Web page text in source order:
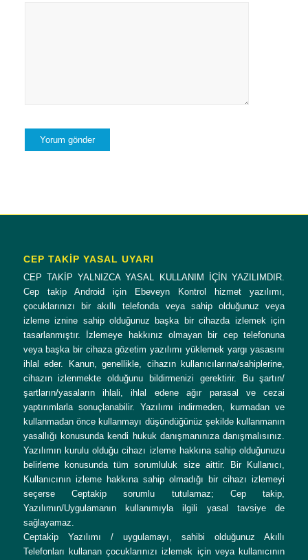
CEP TAKİP YASAL UYARI
CEP TAKİP YALNIZCA YASAL KULLANIM İÇİN YAZILIMDIR.
Cep takip Android için Ebeveyn Kontrol hizmet yazılımı,
çocuklarınızı bir akıllı telefonda veya sahip olduğunuz veya
izleme iznine sahip olduğunuz başka bir cihazda izlemek için
tasarlanmıştır. İzlemeye hakkınız olmayan bir cep telefonuna
veya başka bir cihaza gözetim yazılımı yüklemek yargı yasasını
ihlal eder. Kanun, genellikle, cihazın kullanıcılarına/sahiplerine,
cihazın izlenmekte olduğunu bildirmenizi gerektirir. Bu şartın/
şartların/yasaların ihlali, ihlal edene ağır parasal ve cezai
yaptırımlarla sonuçlanabilir. Yazılımı indirmeden, kurmadan ve
kullanmadan önce kullanmayı düşündüğünüz şekilde kullanmanın
yasallığı konusunda kendi hukuk danışmanınıza danışmalısınız.
Yazılımın kurulu olduğu cihazı izleme hakkına sahip olduğunuzu
belirleme konusunda tüm sorumluluk size aittir. Bir Kullanıcı,
Kullanıcının izleme hakkına sahip olmadığı bir cihazı izlemeyi
seçerse Ceptakip sorumlu tutulamaz; Cep takip,
Yazılımın/Uygulamanın kullanımıyla ilgili yasal tavsiye de
sağlayamaz.
Ceptakip Yazılımı / uygulamayı, sahibi olduğunuz Akıllı
Telefonları kullanan çocuklarınızı izlemek için veya kullanıcının